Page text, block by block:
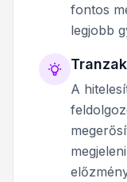
fontos
legjobb
A